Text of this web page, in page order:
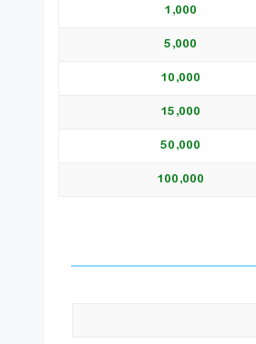
1,000
5,000
10,000
15,000
50,000
100,000